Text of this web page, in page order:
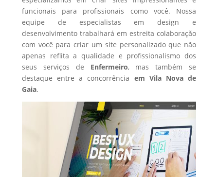
funcionais para profissionais como você. Nossa
equipe de especialistas em design e
desenvolvimento trabalhará em estreita colaboração
com você para criar um site personalizado que não
apenas reflita a qualidade e profissionalismo dos
seus serviços de Enfermeiro, mas também se
destaque entre a concorrência em Vila Nova de
Gaia.